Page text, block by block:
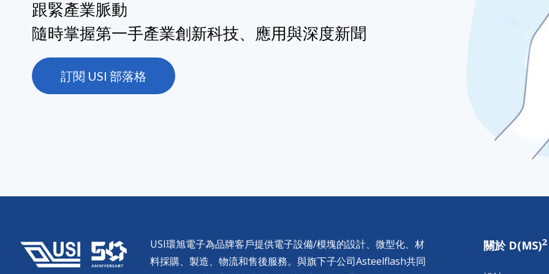
跟緊產業脈動
隨時掌握第一手產業創新科技、應用與深度新聞
訂閱 USI 部落格
USI環旭電子為品牌客戶提供電子設備/模塊的設計、微型化、材
料採購、製造、物流和售後服務。與旗下子公司Asteelflash共同
關於 D(MS)2